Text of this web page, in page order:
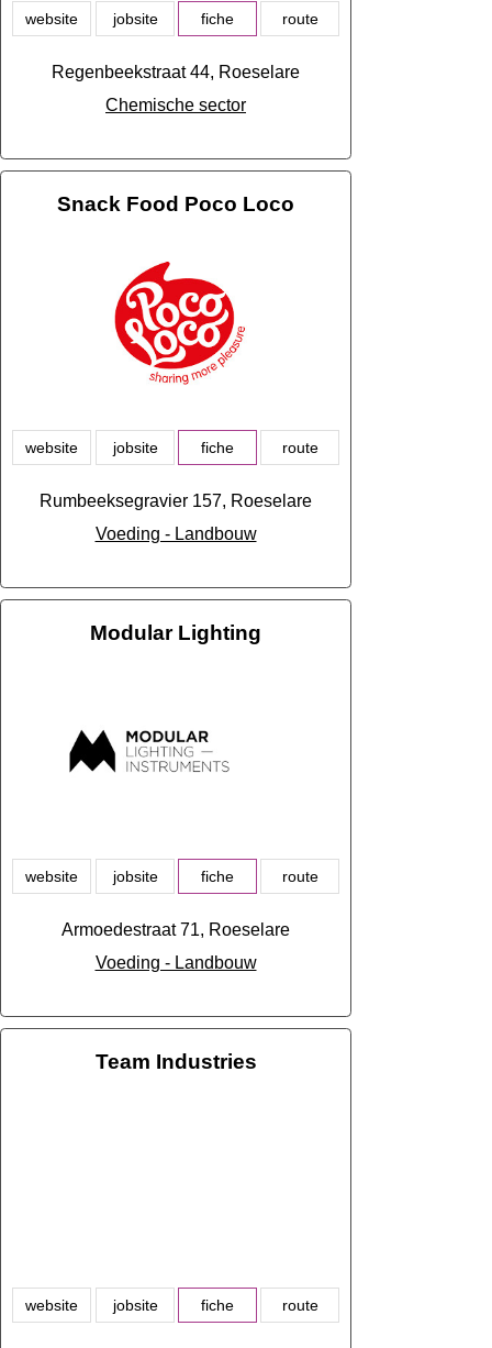
website jobsite fiche route
Regenbeekstraat 44, Roeselare
Chemische sector
Snack Food Poco Loco
website jobsite fiche route
Rumbeeksegravier 157, Roeselare
Voeding - Landbouw
Modular Lighting
website jobsite fiche route
Armoedestraat 71, Roeselare
Voeding - Landbouw
Team Industries
website jobsite fiche route